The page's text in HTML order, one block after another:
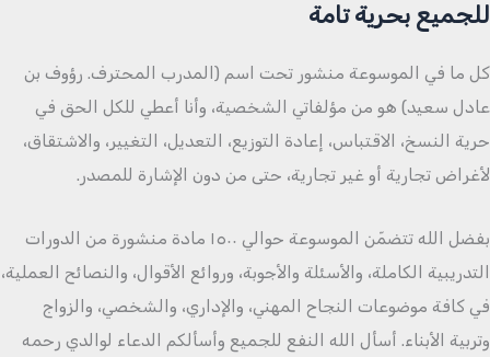
للجميع بحرية تامة
كل ما في الموسوعة منشور تحت اسم (المدرب المحترف. رؤوف بن
عادل سعيد) هو من مؤلفاتي الشخصية، وأنا أعطي للكل الحق في
حرية النسخ، الاقتباس، إعادة التوزيع، التعديل، التغيير، والاشتقاق،
لأغراض تجارية أو غير تجارية، حتى من دون الإشارة للمصدر.
بفضل الله تتضمّن الموسوعة حوالي ١٥٠٠ مادة منشورة من الدورات
التدريبية الكاملة، والأسئلة والأجوبة، وروائع الأقوال، والنصائح العملية،
في كافة موضوعات النجاح المهني، والإداري، والشخصي، والزواج
وتربية الأبناء. أسأل الله النفع للجميع وأسألكم الدعاء لوالدي رحمه